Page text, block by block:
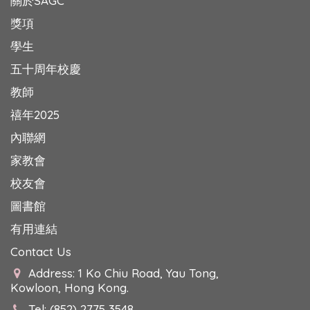
獎項
學生
五十周年校慶
教師
禧年2025
內聯網
家教會
校友會
圖書館
有用連結
Contact Us
Address: 1 Ko Chiu Road, Yau Tong,
Kowloon, Hong Kong.